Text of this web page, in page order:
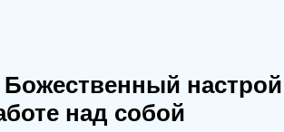
Божественный
над собой